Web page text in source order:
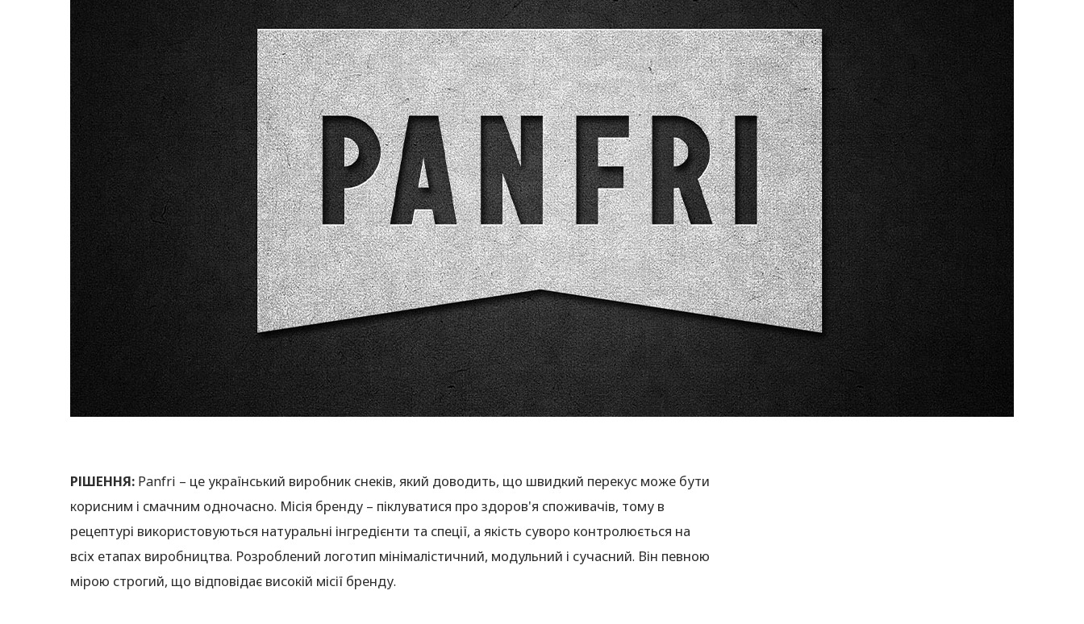
РІШЕННЯ: Panfri – це український виробник снеків, який доводить, що швидкий перекус може бути
корисним і смачним одночасно. Місія бренду – піклуватися про здоров'я споживачів, тому в
рецептурі використовуються натуральні інгредієнти та спеції, а якість суворо контролюється на
всіх етапах виробництва. Розроблений логотип мінімалістичний, модульний і сучасний. Він певною
мірою строгий, що відповідає високій місії бренду.